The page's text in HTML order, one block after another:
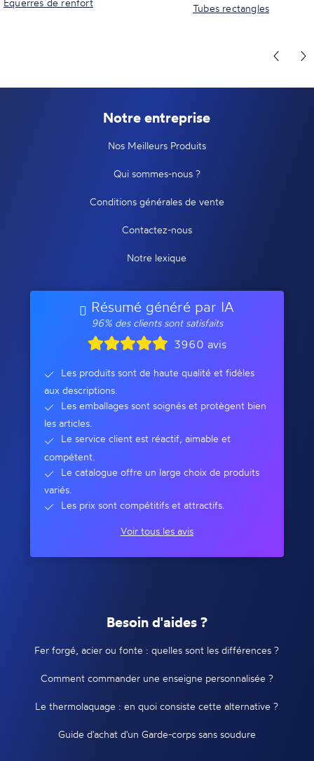
Equerres de renfort Tubes rectangles
Notre entreprise
Nos Meilleurs Produits
Qui sommes-nous ?
Conditions générales de vente
Contactez-nous
Notre lexique
Résumé généré par IA
96% des clients sont satisfaits
3960 avis
Les produits sont de haute qualité et fidèles
aux descriptions.
Les emballages sont soignés et protègent bien
les articles.
Le service client est réactif, aimable et
compétent.
Le catalogue offre un large choix de produits
variés.
Les prix sont compétitifs et attractifs.
Voir tous les avis
Besoin d'aides ?
Fer forgé, acier ou fonte : quelles sont les différences ?
Comment commander une enseigne personnalisée ?
Le thermolaquage : en quoi consiste cette alternative ?
Guide d'achat d'un Garde-corps sans soudure